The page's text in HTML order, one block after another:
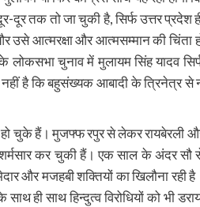
तक तो जा चुकी है, सिर्फ उत्तर प्रदेश
आत्मरक्षा और आत्मसम्मान की चिंता
लोकसभा चुनाव में मुलायम सिंह यादव
नहीं है कि बहुसंख्यक आबादी के त्रिनेत्र से
चुके हैं। मुजफ्फ रपुर से लेकर रायबेरली
कर चुकी हैं। एक साल के अंदर सौ
और मजहबी शक्तियों का खिलौना रही
ही साथ हिन्दुत्व विरोधियों को भी